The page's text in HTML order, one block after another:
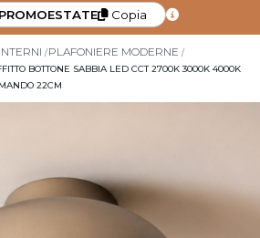
PROMOESTATE Copia
PLAFONIERE MODERNE
BOTTONE SABBIA LED CCT 2700K 3000K 4000K
22CM